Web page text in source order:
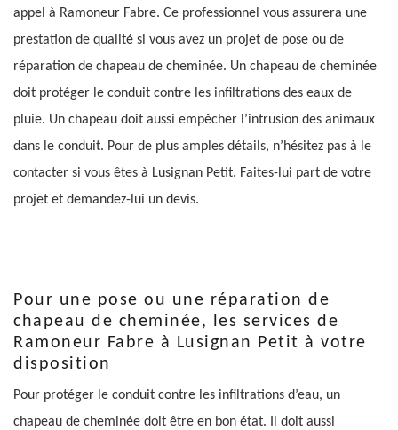
appel à Ramoneur Fabre. Ce professionnel vous assurera une
prestation de qualité si vous avez un projet de pose ou de
réparation de chapeau de cheminée. Un chapeau de cheminée
doit protéger le conduit contre les infiltrations des eaux de
pluie. Un chapeau doit aussi empêcher l’intrusion des animaux
dans le conduit. Pour de plus amples détails, n’hésitez pas à le
contacter si vous êtes à Lusignan Petit. Faites-lui part de votre
projet et demandez-lui un devis.
Pour une pose ou une réparation de
chapeau de cheminée, les services de
Ramoneur Fabre à Lusignan Petit à votre
disposition
Pour protéger le conduit contre les infiltrations d’eau, un
chapeau de cheminée doit être en bon état. Il doit aussi